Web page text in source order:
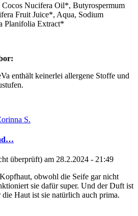
Cocos Nucifera Oil*, Butyrospermum
Fruit Juice*, Aqua, Sodium
Planifolia Extract*
enthält keinerlei allergene Stoffe und
überprüft) am 28.2.2024 - 21:49
obwohl die Seife gar nicht
sie dafür super. Und der Duft ist
Haut ist sie natürlich auch prima.